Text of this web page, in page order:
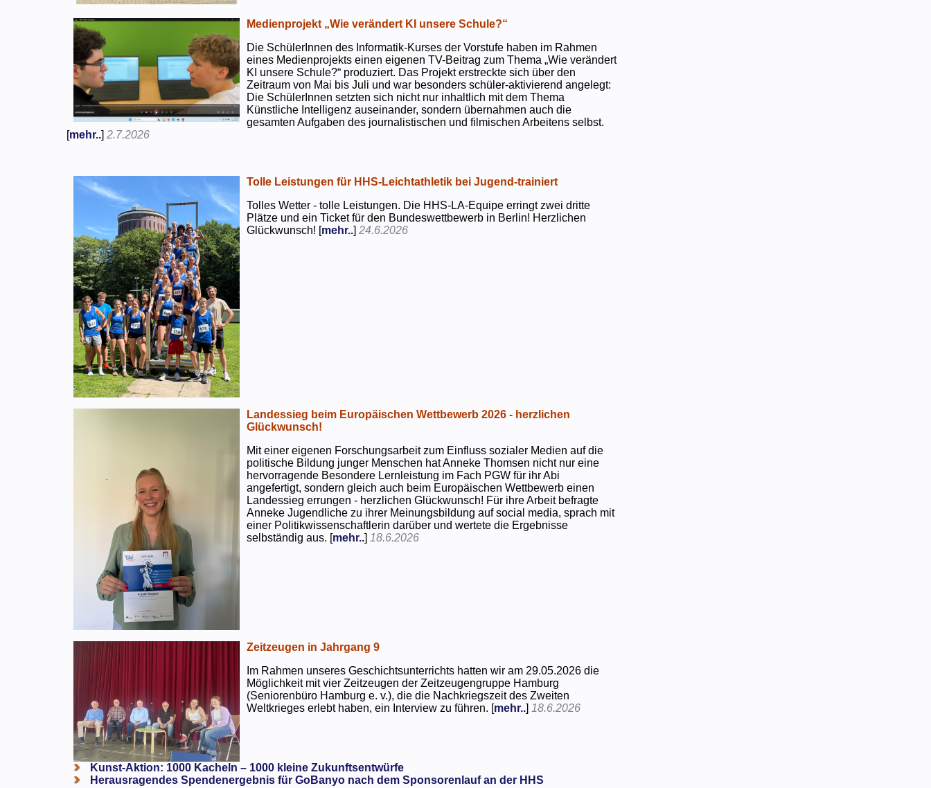
Medienprojekt „Wie verändert KI unsere Schule?“
Die SchülerInnen des Informatik-Kurses der Vorstufe haben im Rahmen
eines Medienprojekts einen eigenen TV-Beitrag zum Thema „Wie verändert
KI unsere Schule?“ produziert. Das Projekt erstreckte sich über den
Zeitraum von Mai bis Juli und war besonders schüler-aktivierend angelegt:
Die SchülerInnen setzten sich nicht nur inhaltlich mit dem Thema
Künstliche Intelligenz auseinander, sondern übernahmen auch die
gesamten Aufgaben des journalistischen und filmischen Arbeitens selbst.
[mehr..]2.7.2026
Tolle Leistungen für HHS-Leichtathletik bei Jugend-trainiert
Tolles Wetter - tolle Leistungen. Die HHS-LA-Equipe erringt zwei dritte
Plätze und ein Ticket für den Bundeswettbewerb in Berlin! Herzlichen
Glückwunsch! [mehr..]24.6.2026
Landessieg beim Europäischen Wettbewerb 2026 - herzlichen
Glückwunsch!
Mit einer eigenen Forschungsarbeit zum Einfluss sozialer Medien auf die
politische Bildung junger Menschen hat Anneke Thomsen nicht nur eine
hervorragende Besondere Lernleistung im Fach PGW für ihr Abi
angefertigt, sondern gleich auch beim Europäischen Wettbewerb einen
Landessieg errungen - herzlichen Glückwunsch! Für ihre Arbeit befragte
Anneke Jugendliche zu ihrer Meinungsbildung auf social media, sprach mit
einer Politikwissenschaftlerin darüber und wertete die Ergebnisse
selbständig aus. [mehr..] 18.6.2026
Zeitzeugen in Jahrgang 9
Im Rahmen unseres Geschichtsunterrichts hatten wir am 29.05.2026 die
Möglichkeit mit vier Zeitzeugen der Zeitzeugengruppe Hamburg
(Seniorenbüro Hamburg e. v.), die die Nachkriegszeit des Zweiten
Weltkrieges erlebt haben, ein Interview zu führen. [mehr..] 18.6.2026
Kunst-Aktion: 1000 Kacheln – 1000 kleine Zukunftsentwürfe
Herausragendes Spendenergebnis für GoBanyo nach dem Sponsorenlauf an der HHS